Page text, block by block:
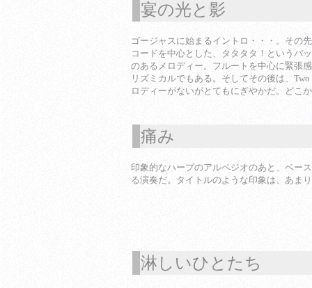
宴の光と影
ゴージャスに始まるイントロ・・・。その
コードを中心とした、タタタタ！というバ
のあるメロディー。フルートを中心に緊張
リズミカルでもある。そしてその後は、
ロディーがないがとてもにぎやかだ。どこ
痛み
印象的なハープのアルペジオのあと、ベー
る演奏だ。タイトルのような印象は、あま
淋しいひとたち